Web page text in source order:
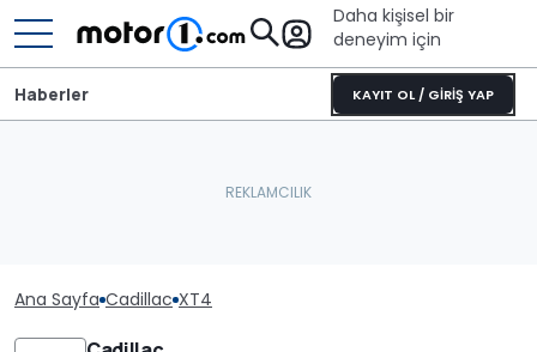
Daha kişisel bir
deneyim için
KAYIT OL / GİRİŞ YAP
Haberler
Ana Sayfa Cadillac XT4